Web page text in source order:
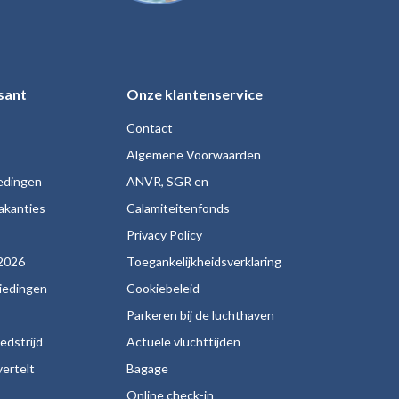
Onze klantenservice
Contact
Algemene Voorwaarden
ANVR, SGR en
Calamiteitenfonds
Privacy Policy
Toegankelijkheidsverklaring
Cookiebeleid
Parkeren bij de luchthaven
Actuele vluchttijden
Bagage
Online check-in